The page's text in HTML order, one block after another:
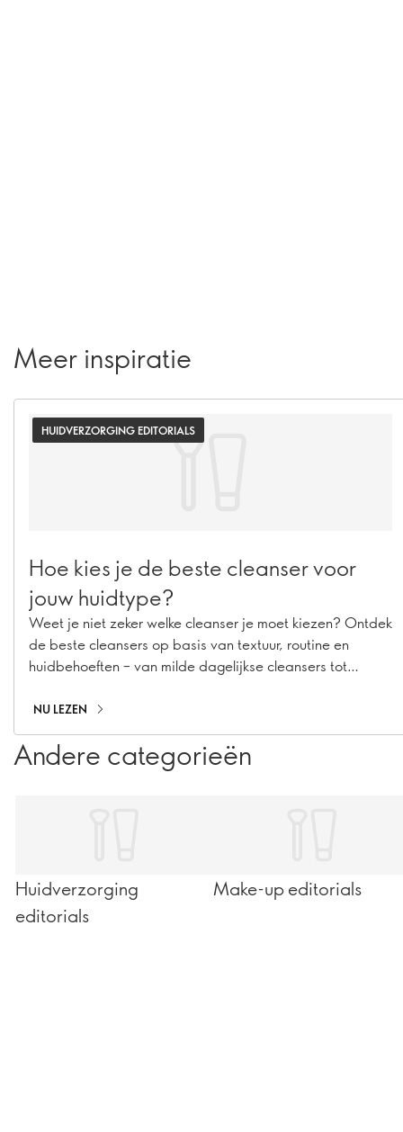
Meer inspiratie
HUIDVERZORGING EDITORIALS
Hoe kies je de beste cleanser voor
jouw huidtype?
Weet je niet zeker welke cleanser je moet kiezen? Ontdek
de beste cleansers op basis van textuur, routine en
huidbehoeften – van milde dagelijkse cleansers tot
NU LEZEN
Andere categorieën
Huidverzorging
editorials
Make-up editorials